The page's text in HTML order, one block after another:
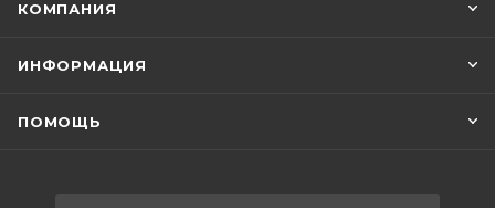
КОМПАНИЯ
ИНФОРМАЦИЯ
ПОМОЩЬ